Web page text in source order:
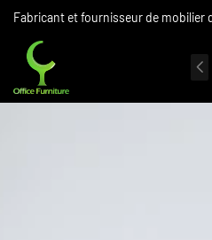
Fabricant et fournisseur de mobilier